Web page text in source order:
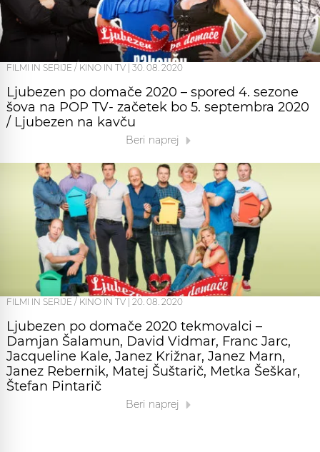
FILMI IN SERIJE / KINO IN TV 30. 08. 2020
Ljubezen po domače 2020 – spored 4. sezone
šova na POP TV- začetek bo 5. septembra 2020
/ Ljubezen na kavču
Beri naprej
FILMI IN SERIJE / KINO IN TV | 20. 08. 2020
Ljubezen po domače 2020 tekmovalci –
Damjan Šalamun, David Vidmar, Franc Jarc,
Jacqueline Kale, Janez Križnar, Janez Marn,
Janez Rebernik, Matej Šuštarič, Metka Šeškar,
Štefan Pintarič
Beri naprej